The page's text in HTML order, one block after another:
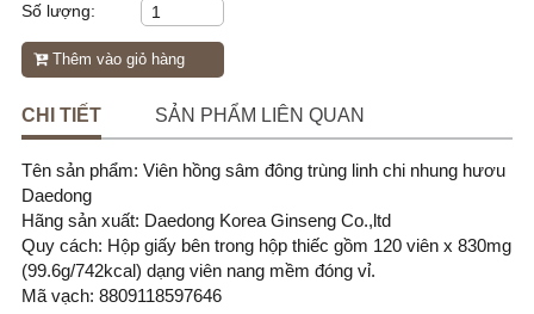
Số lượng:
Thêm vào giỏ hàng
CHI TIẾT SẢN PHẨM LIÊN QUAN
Tên sản phẩm: Viên hồng sâm đông trùng linh chi nhung hươu
Daedong
Hãng sản xuất: Daedong Korea Ginseng Co.,ltd
Quy cách: Hộp giấy bên trong hộp thiếc gồm 120 viên x 830mg
(99.6g/742kcal) dạng viên nang mềm đóng vỉ.
Mã vạch: 8809118597646